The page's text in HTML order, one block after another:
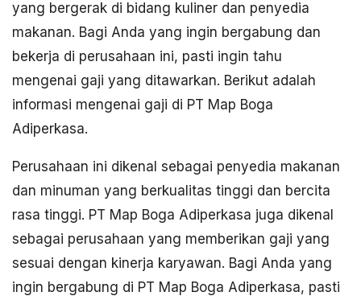
yang bergerak di bidang kuliner dan penyedia
makanan. Bagi Anda yang ingin bergabung dan
bekerja di perusahaan ini, pasti ingin tahu
mengenai gaji yang ditawarkan. Berikut adalah
informasi mengenai gaji di PT Map Boga
Adiperkasa.
Perusahaan ini dikenal sebagai penyedia makanan
dan minuman yang berkualitas tinggi dan bercita
rasa tinggi. PT Map Boga Adiperkasa juga dikenal
sebagai perusahaan yang memberikan gaji yang
sesuai dengan kinerja karyawan. Bagi Anda yang
ingin bergabung di PT Map Boga Adiperkasa, pasti